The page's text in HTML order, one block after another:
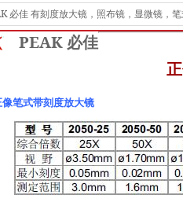
必佳 有刻度放大镜，照布镜，显微镜，
PEAK 必佳
像笔式带刻度放大镜